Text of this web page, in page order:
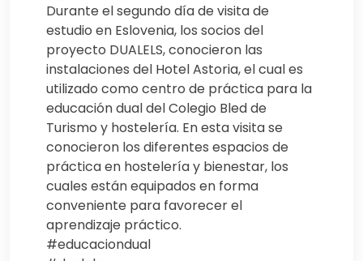
Durante el segundo día de visita de
estudio en Eslovenia, los socios del
proyecto DUALELS, conocieron las
instalaciones del Hotel Astoria, el cual es
utilizado como centro de práctica para la
educación dual del Colegio Bled de
Turismo y hostelería. En esta visita se
conocieron los diferentes espacios de
práctica en hostelería y bienestar, los
cuales están equipados en forma
conveniente para favorecer el
aprendizaje práctico.
#educaciondual